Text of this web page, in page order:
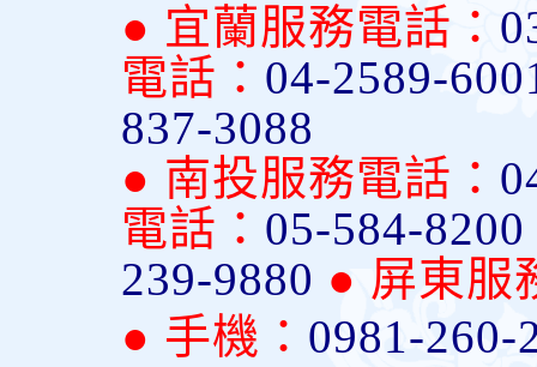
● 宜蘭服務電話：
電話： 04-2589-
837-3088
● 南投服務電話：
電話： 05-584-8200
239-9880 ● 屏東服
● 手機： 0981-260-